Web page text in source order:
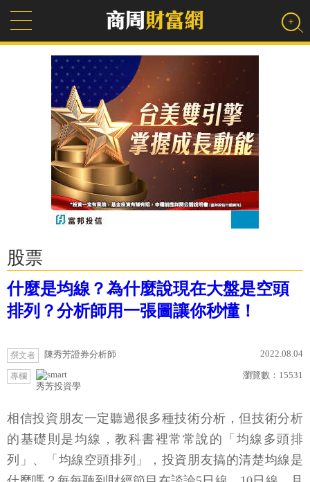
股票
什麼是均線？為什麼說現在大盤是空頭
排列？分析師用一張圖讓你秒懂！
撰文者 陳秀芳證券分析師 2022.08.04
專欄
秀芳投資學
瀏覽數： 15531
相信投資朋友一定聽過很多種技術分析，但技術分析
的基礎則是均線，教科書裡常常說的「均線多頭排
列」、「均線空頭排列」，投資朋友搞的清楚均線是